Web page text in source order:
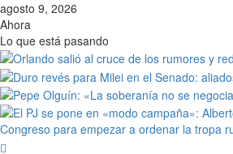
agosto 9, 2026
Ahora
Lo que está pasando
Congreso para empezar a ordenar la tropa